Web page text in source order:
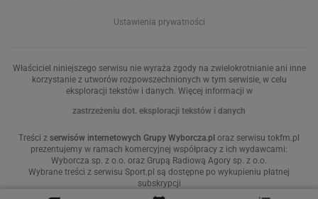
Ustawienia prywatności
Właściciel niniejszego serwisu nie wyraża zgody na zwielokrotnianie ani inne
korzystanie z utworów rozpowszechnionych w tym serwisie, w celu
eksploracji tekstów i danych. Więcej informacji w
zastrzeżeniu dot. eksploracji tekstów i danych
Treści z serwisów internetowych Grupy Wyborcza.pl oraz serwisu tokfm.pl
prezentujemy w ramach komercyjnej współpracy z ich wydawcami:
Wyborcza sp. z o.o. oraz Grupą Radiową Agory sp. z o.o.
Wybrane treści z serwisu Sport.pl są dostępne po wykupieniu płatnej
subskrypcji